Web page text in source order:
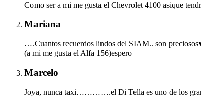
Como ser a mi me gusta el Chevrolet 4100 asique
Mariana
….Cuantos recuerdos lindos del SIAM.. son
(a mi me gusta el Alfa 156)espero–
Marcelo
Joya, nunca taxi………….el Di Tella es uno de los